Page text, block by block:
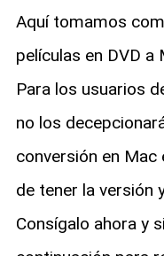
Aquí tomamos
películas en DVD
Para los usuarios
no los
conversión en Mac
de tener la versión
Consígalo ahora y